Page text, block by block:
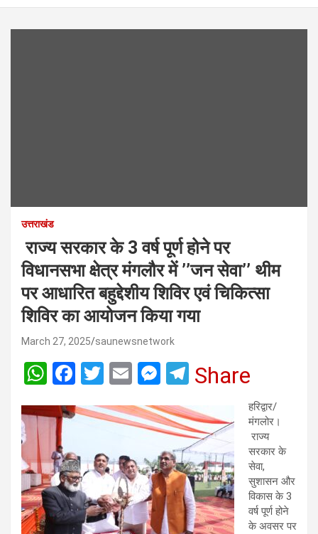
उत्तराखंड
राज्य सरकार के 3 वर्ष पूर्ण होने पर
विधानसभा क्षेत्र मंगलौर में ’’जन सेवा’’ थीम
पर आधारित बहुद्देशीय शिविर एवं चिकित्सा
शिविर का आयोजन किया गया
March 27, 2025 saunewsnetwork
W
at
s
A
p
p
F
ce
o
o
k
T
tt
E
ail
M
se
n
g
er
T
e
gr
a
m
Share
हरिद्वार/
मंगलोर।
राज्य
सरकार के
सेवा,
सुशासन और
विकास के 3
वर्ष पूर्ण होने
के अवसर पर